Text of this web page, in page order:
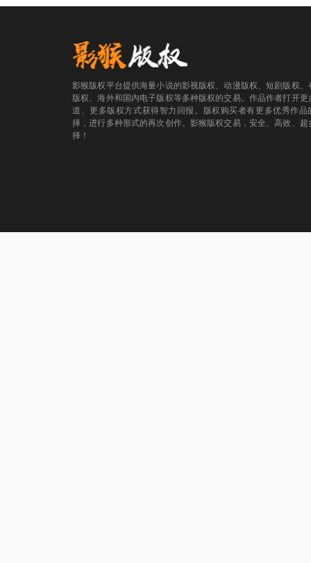
影猴版权平台提供海量小说的影视版权、动漫版权、短剧版权、
版权、海外和国内电子版权等多种版权的交易。作品作者打开更
道、更多版权方式获得智力回报。版权购买者有更多优秀作品
择，进行多种形式的再次创作。影猴版权交易，安全、高效、超
择！